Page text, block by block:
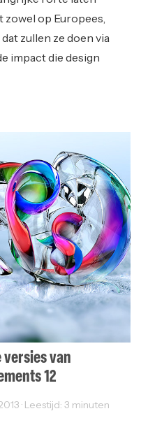
op Europees,
zullen ze doen via
impact die design
van
12
· Leestijd: 3 minuten